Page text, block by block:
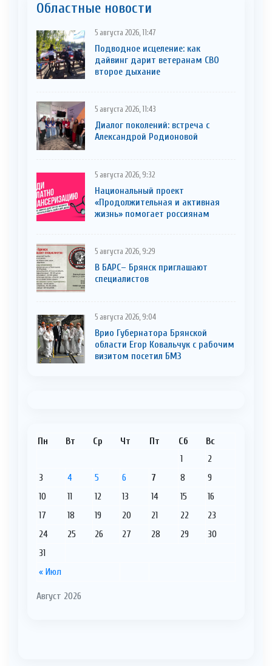
Областные новости
5 августа 2026, 11:47
Подводное исцеление: как
дайвинг дарит ветеранам СВО
второе дыхание
5 августа 2026, 11:43
Диалог поколений: встреча с
Александрой Родионовой
5 августа 2026, 9:32
Национальный проект
«Продолжительная и активная
жизнь» помогает россиянам
5 августа 2026, 9:29
В БАРС– Брянcк приглaшают
cпециaлистoв
5 августа 2026, 9:04
Врио Губернатора Брянской
области Егор Ковальчук с рабочим
визитом посетил БМЗ
Август 2026
Пн Вт Ср Чт Пт Сб Вс
« Июл
1
2
3
4 5 6 7 8
9
10
11 12 13 14 15
16
17
18 19 20 21 22
23
24
25 26 27 28 29
30
31